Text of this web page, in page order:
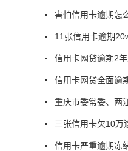
害怕信用卡逾期怎
11张信用卡逾期
信用卡网贷逾期2
信用卡网贷全面逾
重庆市委常委、两
三张信用卡欠10万
信用卡严重逾期冻